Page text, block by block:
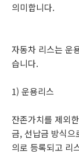
의미합니다.
자동차 리스는 운
습니다.
1) 운용리스
잔존가치를 제외
금, 선납금 방식으
의로 등록되고 리